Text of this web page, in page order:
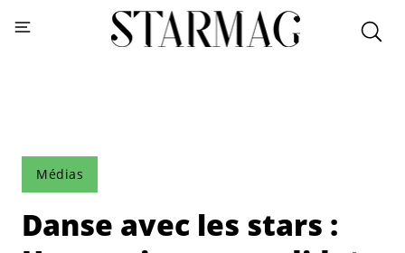
Médias
Danse avec les stars :